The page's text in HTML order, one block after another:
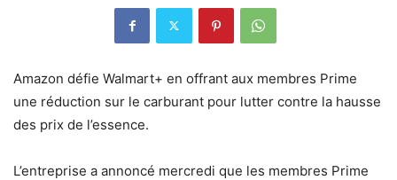
Amazon défie Walmart+ en offrant aux membres Prime
une réduction sur le carburant pour lutter contre la hausse
des prix de l’essence.
L’entreprise a annoncé mercredi que les membres Prime